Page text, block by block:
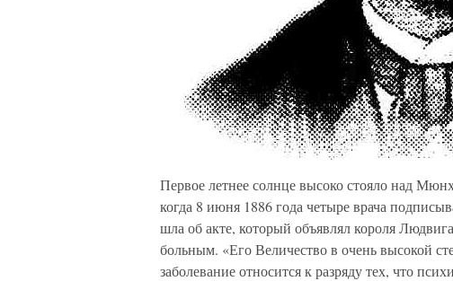
Первое летнее солнце высоко стояло над
когда 8 июня 1886 года четыре врача
шла об акте, который объявлял короля
больным. «Его Величество в очень высокой
заболевание относится к разряду тех, что